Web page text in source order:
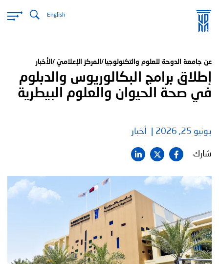
English
عن جامعة الدوحة للعلوم والتكنولوجيا المركز الإعلاميّ الأخبار
إطلاق برامج البكالوريوس والدبلوم
في صحة الحيوان والعلوم البيطرية
يونيو 25, 2026 أخبار
شارك